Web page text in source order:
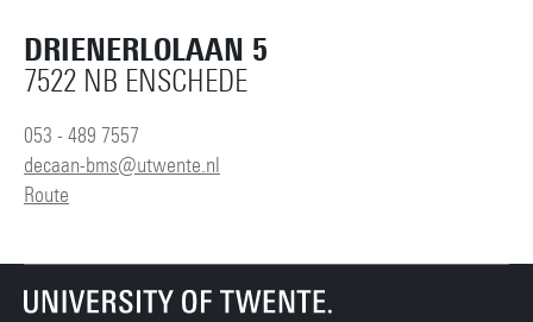
DRIENERLOLAAN 5
7522 NB ENSCHEDE
053 - 489 7557
decaan-bms@utwente.nl
Route